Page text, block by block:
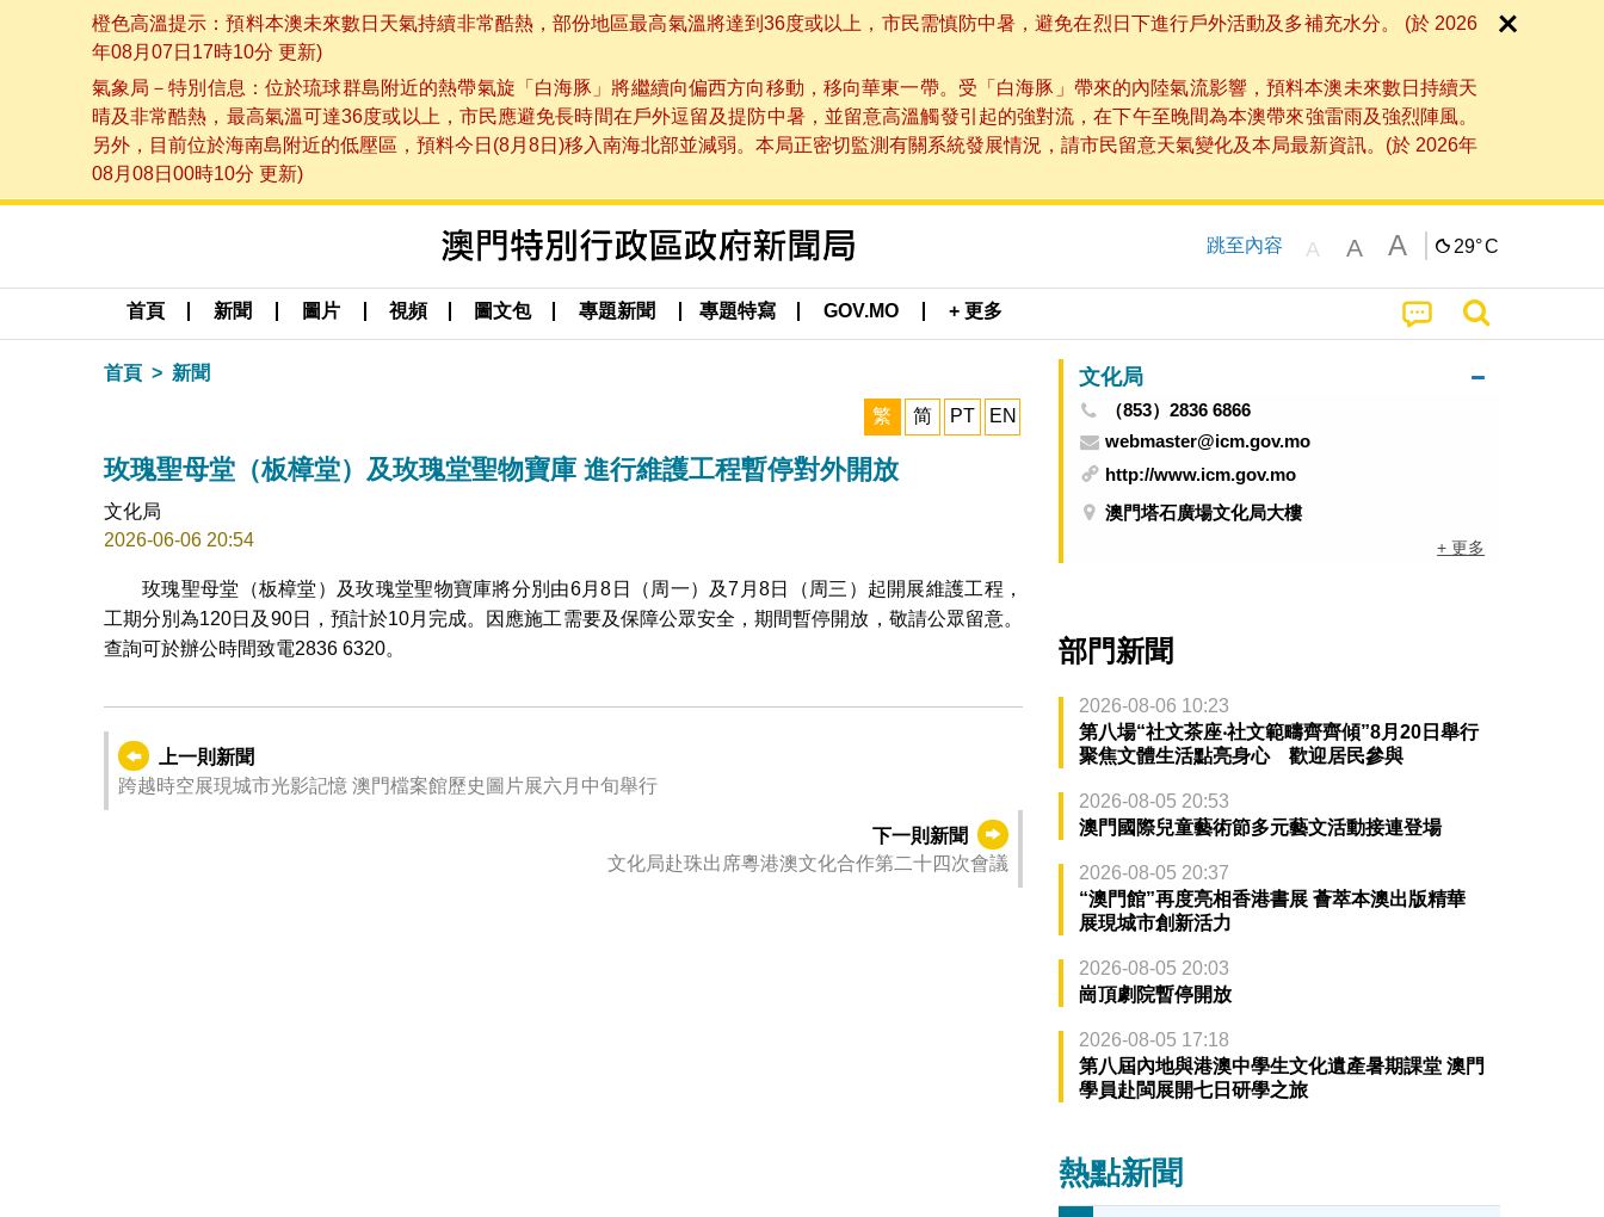
橙色高溫提示：預料本澳未來數日天氣持續非常酷熱，部份地區最高氣溫將達到36度或以上，市民需慎防中暑，避免在烈日下進行戶外活動及多補充水分。 (於 2026
年08月07日17時10分 更新)
氣象局－特別信息：位於琉球群島附近的熱帶氣旋「白海豚」將繼續向偏西方向移動，移向華東一帶。受「白海豚」帶來的內陸氣流影響，預料本澳未來數日持續天
晴及非常酷熱，最高氣溫可達36度或以上，市民應避免長時間在戶外逗留及提防中暑，並留意高溫觸發引起的強對流，在下午至晚間為本澳帶來強雷雨及強烈陣風。
另外，目前位於海南島附近的低壓區，預料今日(8月8日)移入南海北部並減弱。本局正密切監測有關系統發展情況，請市民留意天氣變化及本局最新資訊。(於 2026年
08月08日00時10分 更新)
跳至內容 A A A 29°C
首頁 新聞 圖片 視頻 圖文包 專題新聞 專題特寫 GOV.MO + 更多
首頁 新聞
繁 简 PT EN
玫瑰聖母堂（板樟堂）及玫瑰堂聖物寶庫 進行維護工程暫停對外開放
文化局
2026-06-06 20:54
玫瑰聖母堂（板樟堂）及玫瑰堂聖物寶庫將分別由6月8日（周一）及7月8日（周三）起開展維護工程，
工期分別為120日及90日，預計於10月完成。因應施工需要及保障公眾安全，期間暫停開放，敬請公眾留意。
查詢可於辦公時間致電2836 6320。
上一則新聞
跨越時空展現城市光影記憶 澳門檔案館歷史圖片展六月中旬舉行
下一則新聞
文化局赴珠出席粵港澳文化合作第二十四次會議
文化局
（853）2836 6866
webmaster@icm.gov.mo
http://www.icm.gov.mo
澳門塔石廣場文化局大樓
+ 更多
部門新聞
2026-08-06 10:23
第八場“社文茶座‧社文範疇齊齊傾”8月20日舉行
聚焦文體生活點亮身心 歡迎居民參與
2026-08-05 20:53
澳門國際兒童藝術節多元藝文活動接連登場
2026-08-05 20:37
“澳門館”再度亮相香港書展 薈萃本澳出版精華
展現城市創新活力
2026-08-05 20:03
崗頂劇院暫停開放
2026-08-05 17:18
第八屆內地與港澳中學生文化遺產暑期課堂 澳門
學員赴閩展開七日研學之旅
熱點新聞